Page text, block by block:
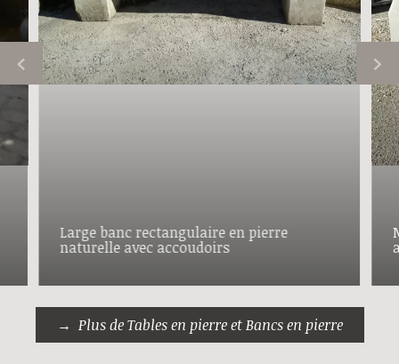
Large banc rectangulaire en pierre
naturelle avec accoudoirs
Plus de Tables en pierre et Bancs en pierre